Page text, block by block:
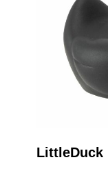
LittleDuck